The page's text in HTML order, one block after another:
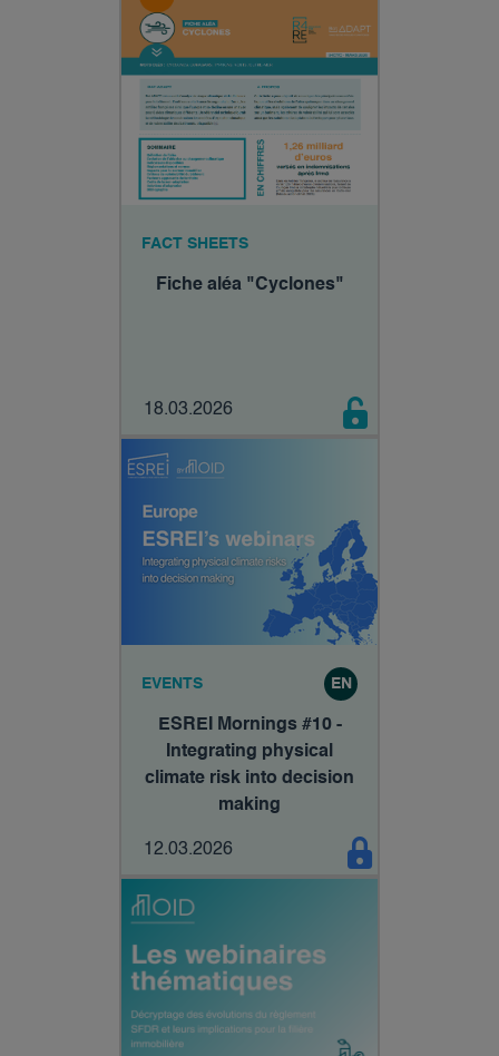
FACT SHEETS
Fiche aléa "Cyclones"
18.03.2026
EVENTS EN
ESREI Mornings #10 -
Integrating physical
climate risk into decision
making
12.03.2026